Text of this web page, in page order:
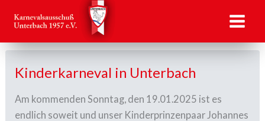
Inhalt
Kinderkarneval in Unterbach
Am kommenden Sonntag, den 19.01.2025 ist es
endlich soweit und unser Kinderprinzenpaar Johannes